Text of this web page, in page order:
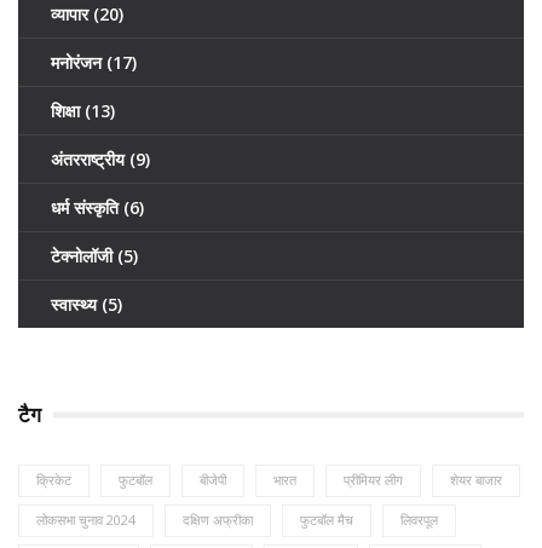
व्यापार (20)
मनोरंजन (17)
शिक्षा (13)
अंतरराष्ट्रीय (9)
धर्म संस्कृति (6)
टेक्नोलॉजी (5)
स्वास्थ्य (5)
टैग
क्रिकेट फुटबॉल बीजेपी भारत प्रीमियर लीग शेयर बाजार
लोकसभा चुनाव 2024 दक्षिण अफ्रीका फुटबॉल मैच लिवरपूल